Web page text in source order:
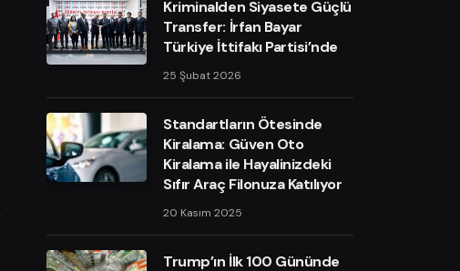
Kriminalden Siyasete Güçlü
Transfer: İrfan Bayar
Türkiye İttifakı Partisi’nde
25 Şubat 2026
Standartların Ötesinde
Kiralama: Güven Oto
Kiralama ile Hayalinizdeki
Sıfır Araç Filonuza Katılıyor
20 Kasım 2025
Trump’ın İlk 100 Gününde